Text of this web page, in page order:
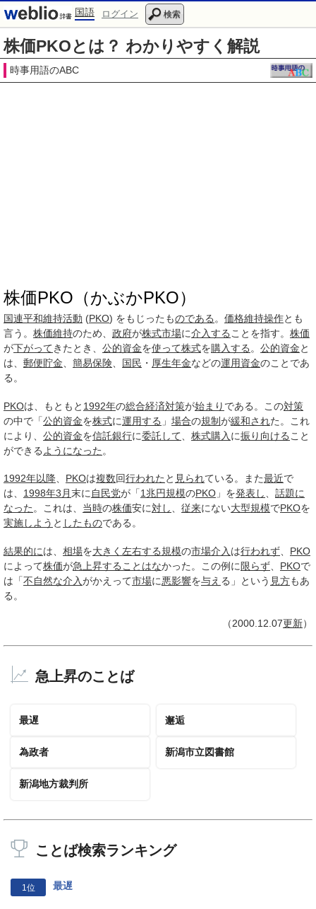
国語 ログイン 検索
株価PKOとは？ わかりやすく解説
時事用語のABC
株価PKO（かぶかPKO）
国連平和維持活動 (PKO) をもじったものである 。 価格維持操作とも
言う。 株価維持のため、 政府が株式市場に介入する ことを指す。 株価
が下がってきたとき、 公的資金を使って株式を購入する 。 公的資金と
は、 郵便貯金 簡易保険 国民 ・ 厚生年金などの運用資金のことであ
る。
PKOは、もともと 1992年の総合経済対策が始まり である。この対策
の中で「公的資金を株式に運用する 」 場合の規制が緩和された。これ
により、 公的資金を信託銀行に委託して 株式購入 に振り向ける こと
ができる ようになった 。
1992年以降、 PKOは複数回行われた と 見られている。また最近で
は、 1998年3月末に自民党が「1兆円規模のPKO 」を発表し、 話題に
なった。これは、 当時の株価安に対し、 従来にない大型規模でPKOを
実施しよう と したものである。
結果的には、 相場を大きく 左右する規模の市場介入 は行われず
PKO
によって株価が急上昇する ことはなかった。この例に 限らず PKOで
は「不自然な介入がかえって市場に悪影響を与え る」という 見方もあ
る。
（2000.12.07更新）
急上昇のことば
最遅 邂逅
為政者 新潟市立図書館
新潟地方裁判所
ことば検索ランキング
1位 最遅